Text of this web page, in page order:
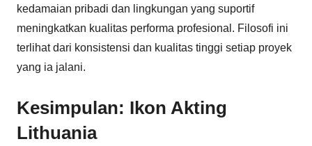
kedamaian pribadi dan lingkungan yang suportif
meningkatkan kualitas performa profesional. Filosofi ini
terlihat dari konsistensi dan kualitas tinggi setiap proyek
yang ia jalani.
Kesimpulan: Ikon Akting
Lithuania